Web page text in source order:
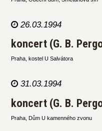
26.03.1994
koncert (G. B.
Praha, kostel U Salvátora
31.03.1994
koncert (G. B.
Praha, Dům U kamenného zvonu